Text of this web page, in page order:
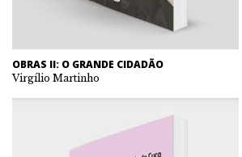
OBRAS II: O GRANDE CIDADÃO
Virgílio Martinho